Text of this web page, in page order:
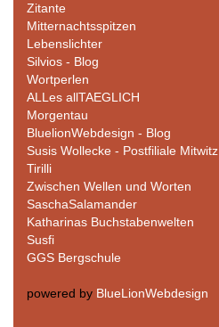
Zitante
Mitternachtsspitzen
Lebenslichter
Silvios - Blog
Wortperlen
ALLes allTAEGLICH
Morgentau
BluelionWebdesign - Blog
Susis Wollecke - Postfiliale Mitwitz
Tirilli
Zwischen Wellen und Worten
SaschaSalamander
Katharinas Buchstabenwelten
Susfi
GGS Bergschule
powered by BlueLionWebdesign